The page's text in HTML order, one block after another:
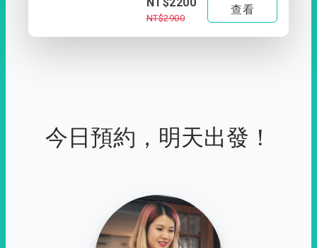
NT$2900
查看
今日預約，明天出發！